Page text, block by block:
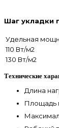
Шаг укладки
Удельная
110 Вт/м2
130 Вт/м2
Технические
Длина
Площадь